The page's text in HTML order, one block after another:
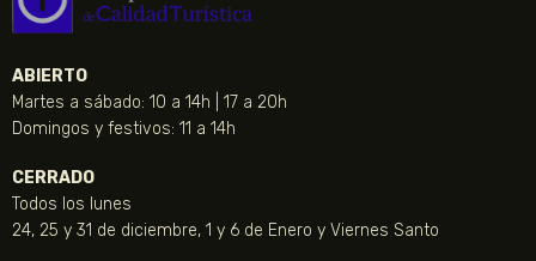
ABIERTO
Martes a sábado: 10 a 14h | 17 a 20h
Domingos y festivos: 11 a 14h
CERRADO
Todos los lunes
24, 25 y 31 de diciembre, 1 y 6 de Enero y Viernes Santo